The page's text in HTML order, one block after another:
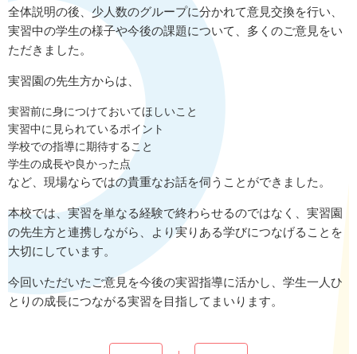
全体説明の後、少人数のグループに分かれて意見交換を行い、
実習中の学生の様子や今後の課題について、多くのご意見をい
ただきました。
実習園の先生方からは、
実習前に身につけておいてほしいこと
実習中に見られているポイント
学校での指導に期待すること
学生の成長や良かった点
など、現場ならではの貴重なお話を伺うことができました。
本校では、実習を単なる経験で終わらせるのではなく、実習園
の先生方と連携しながら、より実りある学びにつなげることを
大切にしています。
今回いただいたご意見を今後の実習指導に活かし、学生一人ひ
とりの成長につながる実習を目指してまいります。